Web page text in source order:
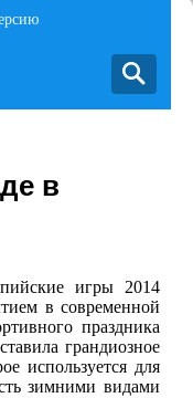
в
игры 2014
в современной
праздника
грандиозное
используется для
зимними видами